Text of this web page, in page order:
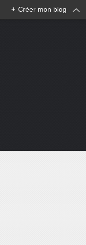
+ Créer mon blog